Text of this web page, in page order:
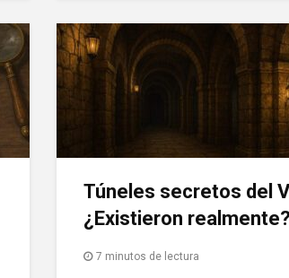
Túneles secretos del
¿Existieron realmente?
7 minutos de lectura